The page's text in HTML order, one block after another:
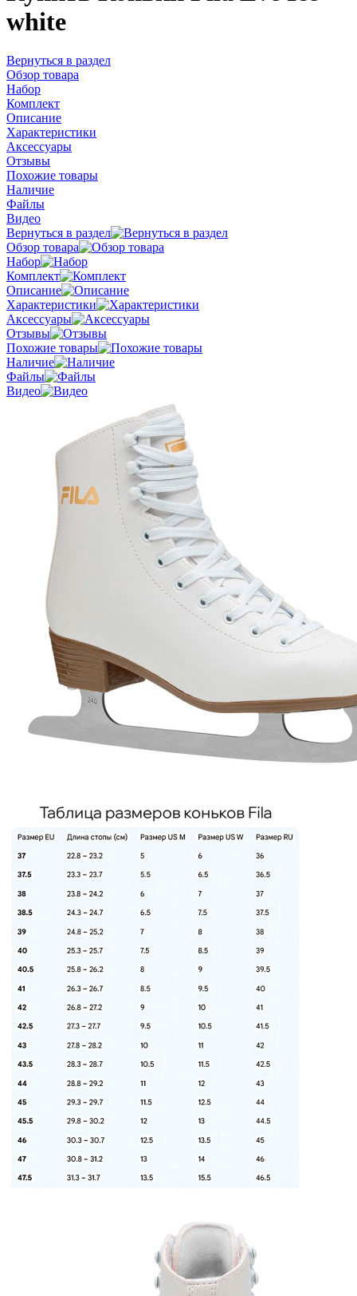
white
Вернуться в раздел
Обзор товара
Набор
Комплект
Описание
Характеристики
Аксессуары
Отзывы
Похожие товары
Наличие
Файлы
Видео
Вернуться в раздел
Обзор товара
Набор
Комплект
Описание
Характеристики
Аксессуары
Отзывы
Похожие товары
Наличие
Файлы
Видео